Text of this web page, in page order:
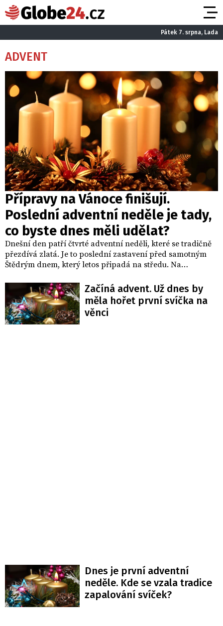
Pátek 7. srpna, Lada
ADVENT
Přípravy na Vánoce finišují.
Poslední adventní neděle je tady,
co byste dnes měli udělat?
Dnešní den patří čtvrté adventní neděli, které se tradičně
přezdívá zlatá. Je to poslední zastavení před samotným
Štědrým dnem, který letos připadá na středu. Na
která je symbolem míru, pokoje a lásky. Pro mnohé rodiny
je tento čas znamením, že období očekávání vrcholí a
Vánoce jsou už skutečně na dosah ruky.
Začíná advent. Už dnes by
měla hořet první svíčka na
věnci
Dnes je první adventní
neděle. Kde se vzala tradice
zapalování svíček?